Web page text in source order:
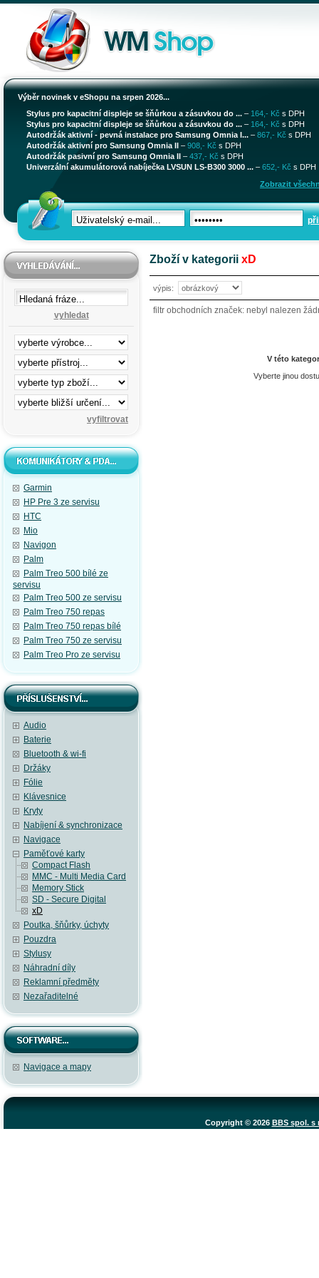
Výběr novinek v eShopu na srpen 2026...
Stylus pro kapacitní displeje se šňůrkou a zásuvkou do ... – 164,- Kč s DPH
Stylus pro kapacitní displeje se šňůrkou a zásuvkou do ... – 164,- Kč s DPH
Autodržák aktivní - pevná instalace pro Samsung Omnia I... – 867,- Kč s DPH
Autodržák aktivní pro Samsung Omnia II – 908,- Kč s DPH
Autodržák pasivní pro Samsung Omnia II – 437,- Kč s DPH
Univerzální akumulátorová nabíječka LVSUN LS-B300 3000 ... – 652,- Kč s DPH
Zobrazit
vyhledat
Garmin
HP Pre 3 ze servisu
HTC
Mio
Navigon
Palm
Palm Treo 500 bílé ze
servisu
Palm Treo 500 ze servisu
Palm Treo 750 repas
Palm Treo 750 repas bílé
Palm Treo 750 ze servisu
Palm Treo Pro ze servisu
Audio
Baterie
Bluetooth & wi-fi
Držáky
Fólie
Klávesnice
Kryty
Nabíjení & synchronizace
Navigace
Paměťové karty
Compact Flash
MMC - Multi Media Card
Memory Stick
SD - Secure Digital
xD
Poutka, šňůrky, úchyty
Pouzdra
Stylusy
Náhradní díly
Reklamní předměty
Nezařaditelné
Navigace a mapy
Zboží v kategorii xD
výpis:
filtr obchodních značek: nebyl nalezen
V této
Vyberte jinou
Copyright © 2026 BBS spol. s